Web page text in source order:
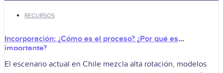
RECURSOS
Incorporación: ¿Cómo es el proceso? ¿Por qué es
importante?
El escenario actual en Chile mezcla alta rotación, modelos